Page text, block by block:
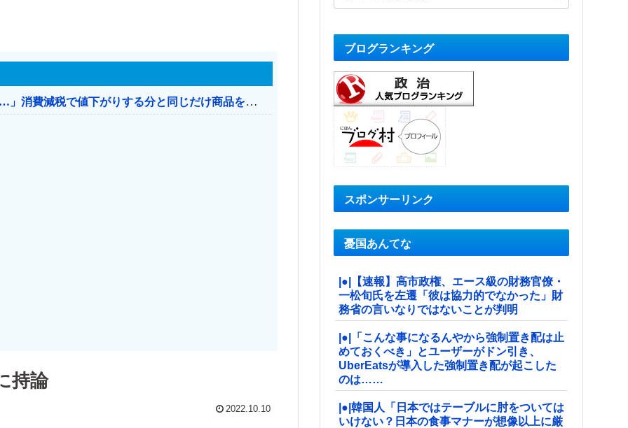
【消費税率1％】 「下げるのが筋なんですけど…」消費減税で値下がりする分と同じだけ商品を値上げして店頭価格を変えない店も
持論
2022.10.10
ブログランキング
スポンサーリンク
憂国あんてな
|●|【速報】高市政権、エース級の財務官僚・
一松旬氏を左遷「彼は協力的でなかった」財
務省の言いなりではないことが判明
|●|「こんな事になるんやから強制置き配は止
めておくべき」とユーザーがドン引き、
UberEatsが導入した強制置き配が起こした
のは……
|●|韓国人「日本ではテーブルに肘をついては
いけない？日本の食事マナーが想像以上に厳